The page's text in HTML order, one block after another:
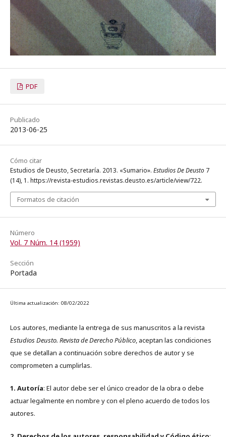
PDF
Publicado
2013-06-25
Cómo citar
Estudios de Deusto, Secretaría. 2013. «Sumario». Estudios De Deusto 7
(14), 1. https://revista-estudios.revistas.deusto.es/article/view/722.
Formatos de citación
Número
Vol. 7 Núm. 14 (1959)
Sección
Portada
Última actualización: 08/02/2022
Los autores, mediante la entrega de sus manuscritos a la revista
Estudios Deusto. Revista de Derecho Público, aceptan las condiciones
que se detallan a continuación sobre derechos de autor y se
comprometen a cumplirlas.
1. Autoría: El autor debe ser el único creador de la obra o debe
actuar legalmente en nombre y con el pleno acuerdo de todos los
autores.